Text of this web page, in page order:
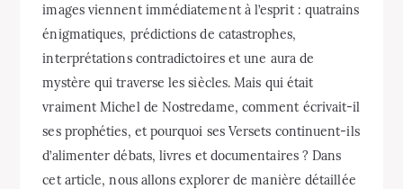
images viennent immédiatement à l’esprit : quatrains
énigmatiques, prédictions de catastrophes,
interprétations contradictoires et une aura de
mystère qui traverse les siècles. Mais qui était
vraiment Michel de Nostredame, comment écrivait-il
ses prophéties, et pourquoi ses Versets continuent-ils
d’alimenter débats, livres et documentaires ? Dans
cet article, nous allons explorer de manière détaillée